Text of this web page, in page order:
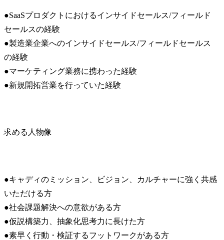
●SaaSプロダクトにおけるインサイドセールス/フィールド
セールスの経験
●製造業企業へのインサイドセールス/フィールドセールス
の経験
●マーケティング業務に携わった経験
●新規開拓営業を行っていた経験
求める人物像
●キャディのミッション、ビジョン、カルチャーに強く共感
いただける方
●社会課題解決への意欲がある方
●仮説構築力、抽象化思考力に長けた方
●素早く行動・検証するフットワークがある方